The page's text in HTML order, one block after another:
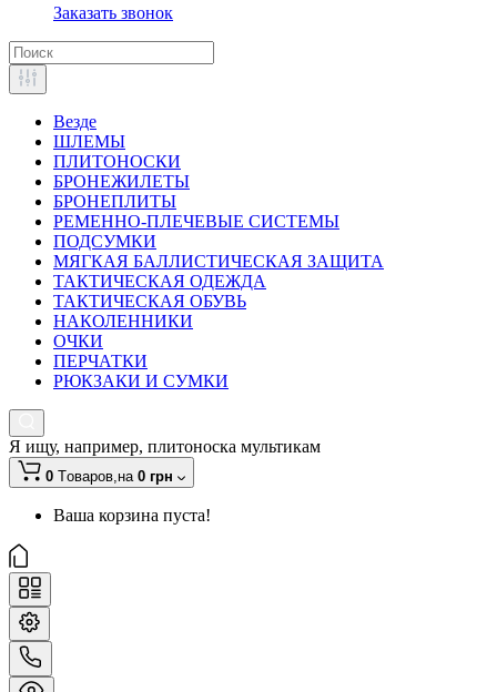
Заказать звонок
Везде
ШЛЕМЫ
ПЛИТОНОСКИ
БРОНЕЖИЛЕТЫ
БРОНЕПЛИТЫ
РЕМЕННО-ПЛЕЧЕВЫЕ СИСТЕМЫ
ПОДСУМКИ
МЯГКАЯ БАЛЛИСТИЧЕСКАЯ ЗАЩИТА
ТАКТИЧЕСКАЯ ОДЕЖДА
ТАКТИЧЕСКАЯ ОБУВЬ
НАКОЛЕННИКИ
ОЧКИ
ПЕРЧАТКИ
РЮКЗАКИ И СУМКИ
Я ищу, например, плитоноска мультикам
0 Tоваров,на 0 грн
Ваша корзина пуста!